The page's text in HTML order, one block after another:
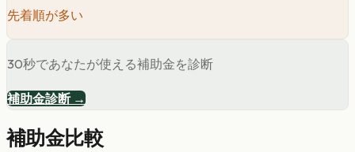
先着順が多い
30秒であなたが使える補助金を診断
補助金診断 →
補助金比較